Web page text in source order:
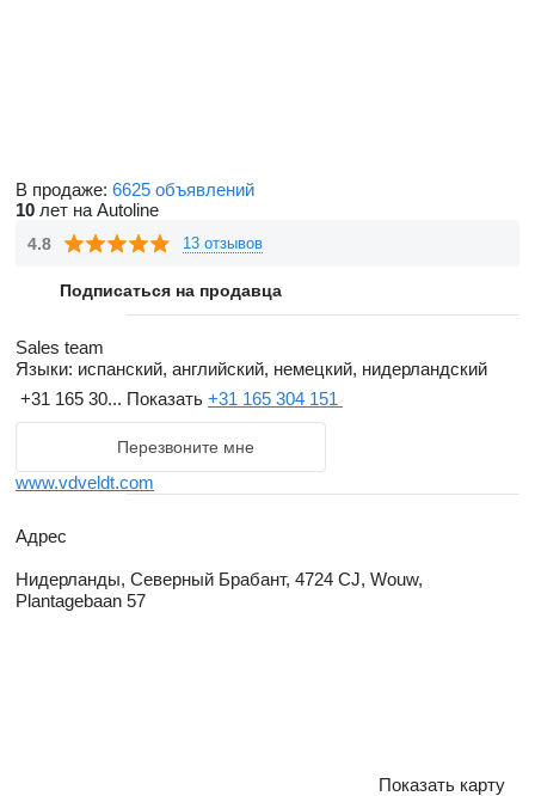
В продаже: 6625 объявлений
10 лет на Autoline
4.8 13 отзывов
Подписаться на продавца
Sales team
Языки: испанский, английский, немецкий, нидерландский
+31 165 30... Показать +31 165 304 151
Перезвоните мне
www.vdveldt.com
Адрес
Нидерланды, Северный Брабант, 4724 CJ, Wouw,
Plantagebaan 57
Показать карту